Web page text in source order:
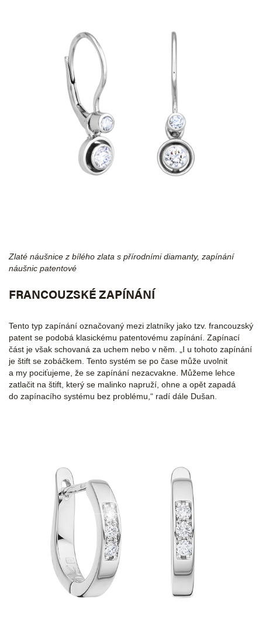
Zlaté náušnice z bílého zlata s přírodními diamanty, zapínání
náušnic patentové
FRANCOUZSKÉ ZAPÍNÁNÍ
Tento typ zapínání označovaný mezi zlatníky jako tzv. francouzský
patent se podobá klasickému patentovému zapínání. Zapínací
část je však schovaná za uchem nebo v něm. „I u tohoto zapínání
je štift se zobáčkem. Tento systém se po čase může uvolnit
a my pociťujeme, že se zapínání nezacvakne. Můžeme lehce
zatlačit na štift, který se malinko napruží, ohne a opět zapadá
do zapínacího systému bez problému,“ radí dále Dušan.